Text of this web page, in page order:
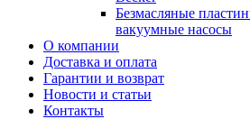
Безмасляные
вакуумные насосы
О компании
Доставка и оплата
Гарантии и возврат
Новости и статьи
Контакты